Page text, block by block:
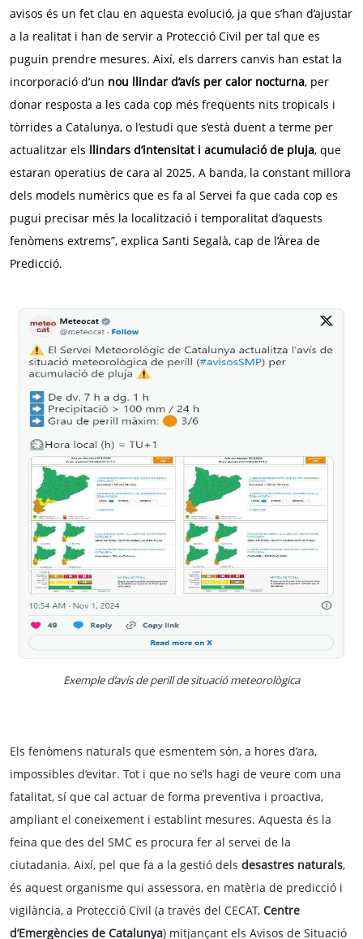
avisos és un fet clau en aquesta evolució, ja que s’han d’ajustar
a la realitat i han de servir a Protecció Civil per tal que es
puguin prendre mesures. Així, els darrers canvis han estat la
incorporació d’un nou llindar d’avís per calor nocturna, per
donar resposta a les cada cop més freqüents nits tropicals i
tòrrides a Catalunya, o l’estudi que s’està duent a terme per
actualitzar els llindars d’intensitat i acumulació de pluja, que
estaran operatius de cara al 2025. A banda, la constant millora
dels models numèrics que es fa al Servei fa que cada cop es
pugui precisar més la localització i temporalitat d’aquests
fenòmens extrems”, explica Santi Segalà, cap de l’Àrea de
Predicció.
Exemple d’avís de perill de situació meteorològica
Els fenòmens naturals que esmentem són, a hores d’ara,
impossibles d’evitar. Tot i que no se’ls hagi de veure com una
fatalitat, sí que cal actuar de forma preventiva i proactiva,
ampliant el coneixement i establint mesures. Aquesta és la
feina que des del SMC es procura fer al servei de la
ciutadania. Així, pel que fa a la gestió dels desastres naturals,
és aquest organisme qui assessora, en matèria de predicció i
vigilància, a Protecció Civil (a través del CECAT, Centre
d’Emergències de Catalunya) mitjançant els Avisos de Situació